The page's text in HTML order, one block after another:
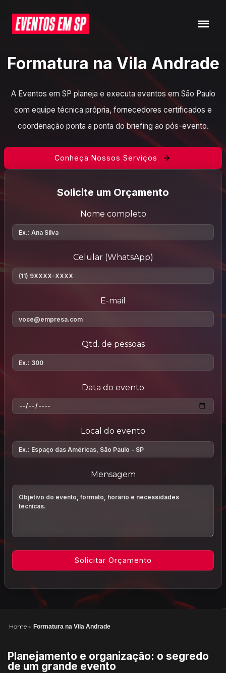
Formatura na Vila Andrade
A Eventos em SP planeja e executa eventos em São Paulo
com equipe técnica própria, fornecedores certificados e
coordenação ponta a ponta do briefing ao pós-evento.
Conheça Nossos Serviços
Solicite um Orçamento
Nome completo
Celular (WhatsApp)
E-mail
Qtd. de pessoas
Data do evento
Local do evento
Mensagem
Home » Formatura na Vila Andrade
Planejamento e organização: o segredo
de um grande evento